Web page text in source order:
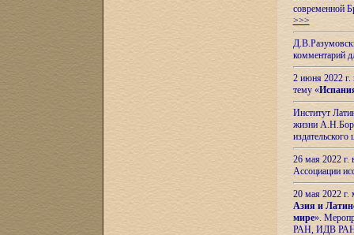
современной
>>>
комментарий
2 июня 2022 г.
тему «
Институт
жизни
26 мая 2022
Ассоциации
20 мая 2022
Азия и
мире».
РАН, ИДВ